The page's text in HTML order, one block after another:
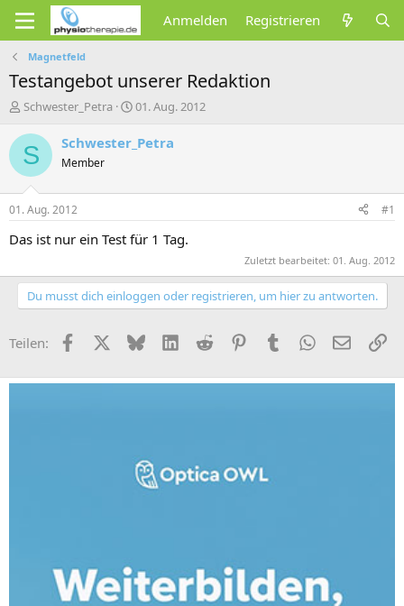
Anmelden Registrieren
Magnetfeld
Testangebot unserer Redaktion
E
s
t
e
r
Schwester_Petra
E
s
t
t
a
01. Aug. 2012
S Schwester_Petra
Member
01. Aug. 2012 #1
Das ist nur ein Test für 1 Tag.
Zuletzt bearbeitet: 01. Aug. 2012
Du musst dich einloggen oder registrieren, um hier zu antworten.
Teilen: FacebookX (Twitter)
BlueskyLinkedIn
Reddit PinterestTumblr WhatsApp
E-Mail